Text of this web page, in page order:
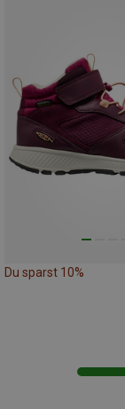
Du sparst 10%